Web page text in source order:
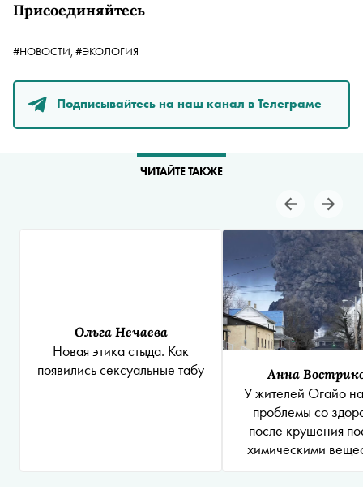
Присоединяйтесь
#НОВОСТИ, #ЭКОЛОГИЯ
Подписывайтесь на наш канал в Телеграме
ЧИТАЙТЕ ТАКЖЕ
Ольга Нечаева
Новая этика стыда. Как
появились сексуальные табу
Анна
У жителей Огайо
проблемы со
после крушения
химическими